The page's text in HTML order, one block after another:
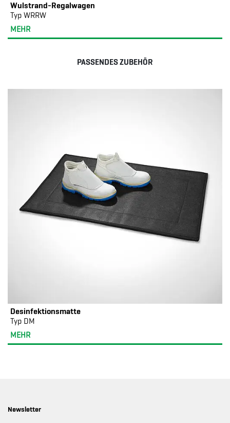
Wulstrand-Regalwagen
Typ WRRW
MEHR
PASSENDES ZUBEHÖR
Desinfektionsmatte
Typ DM
MEHR
Newsletter